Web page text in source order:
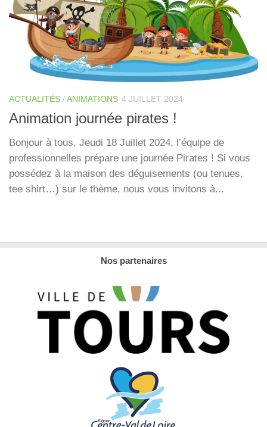
ACTUALITÉS /ANIMATIONS 4 JUILLET 2024
Animation journée pirates !
Bonjour à tous, Jeudi 18 Juillet 2024, l’équipe de
professionnelles prépare une journée Pirates ! Si vous
possédez à la maison des déguisements (ou tenues,
tee shirt…) sur le thème, nous vous invitons à...
Nos partenaires